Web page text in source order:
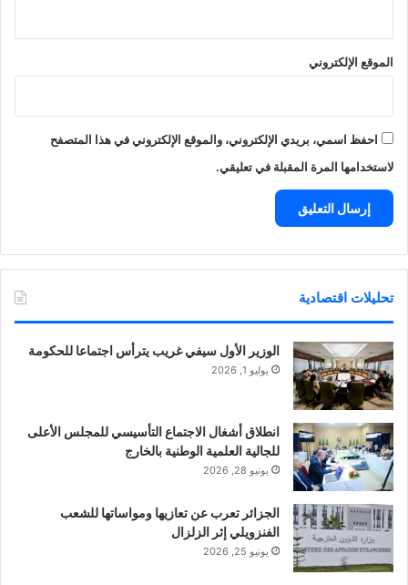
الموقع الإلكتروني
احفظ اسمي، بريدي الإلكتروني، والموقع الإلكتروني في هذا المتصفح
لاستخدامها المرة المقبلة في تعليقي.
تحليلات اقتصادية
الوزير الأول سيفي غريب يترأس اجتماعا للحكومة
يوليو 1, 2026
انطلاق أشغال الاجتماع التأسيسي للمجلس الأعلى
للجالية العلمية الوطنية بالخارج
يونيو 28, 2026
الجزائر تعرب عن تعازيها ومواساتها للشعب
الفنزويلي إثر الزلزال
يونيو 25, 2026